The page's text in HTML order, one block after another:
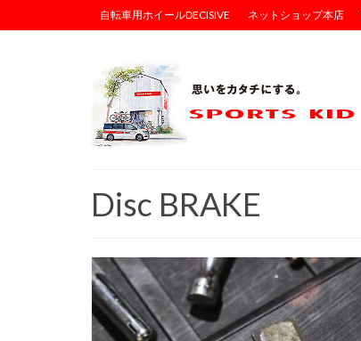
自転車用ホイールDECISIVE ネットショップ本店
Disc BRAKE